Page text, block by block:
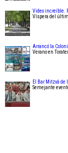
Video increíble.
Víspera del
Arrancó la
Verano en
El Bar Mitzvá de
Semejante